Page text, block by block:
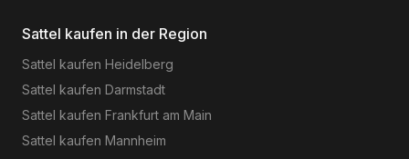
Sattel kaufen in der Region
Sattel kaufen Heidelberg
Sattel kaufen Darmstadt
Sattel kaufen Frankfurt am Main
Sattel kaufen Mannheim